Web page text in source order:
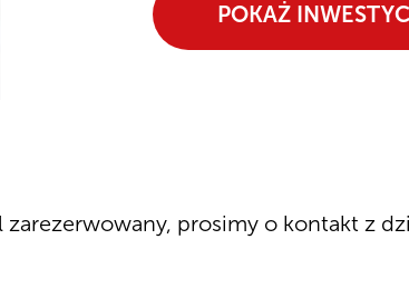
POKAŻ
zarezerwowany, prosimy o kontakt z